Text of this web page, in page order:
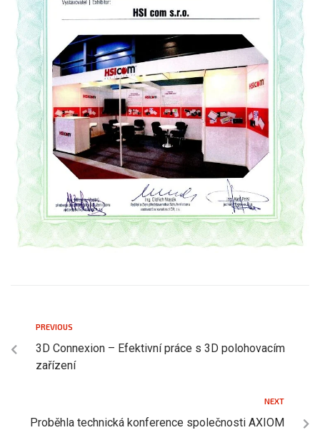
PREVIOUS
3D Connexion – Efektivní práce s 3D polohovacím
zařízení
NEXT
Proběhla technická konference společnosti AXIOM